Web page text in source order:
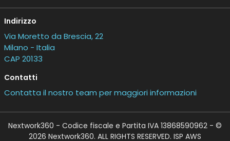
Indirizzo
Via Moretto da Brescia, 22
Milano - Italia
CAP 20133
Contatti
Contatta il nostro team per maggiori informazioni
Nextwork360 - Codice fiscale e Partita IVA 13868590962 - ©
2026 Nextwork360. ALL RIGHTS RESERVED. ISP AWS